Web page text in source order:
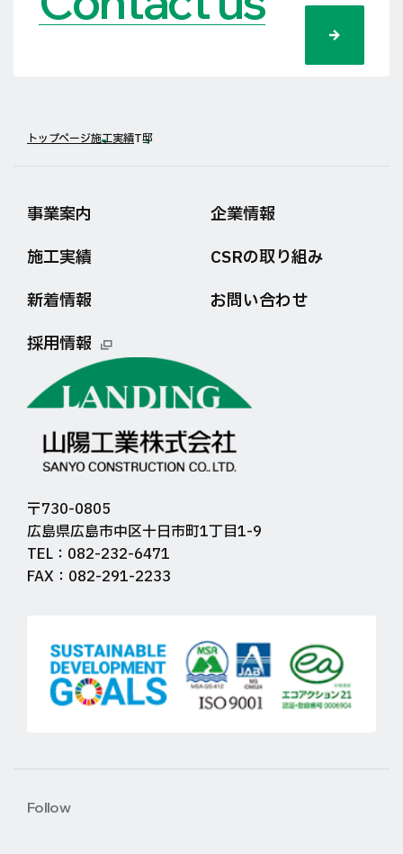
トップページ施工実績T邸
事業案内
企業情報
施工実績
CSRの取り組み
新着情報
お問い合わせ
採用情報
〒730-0805
広島県広島市中区十日市町1丁目1-9
TEL：082-232-6471
FAX：082-291-2233
Follow